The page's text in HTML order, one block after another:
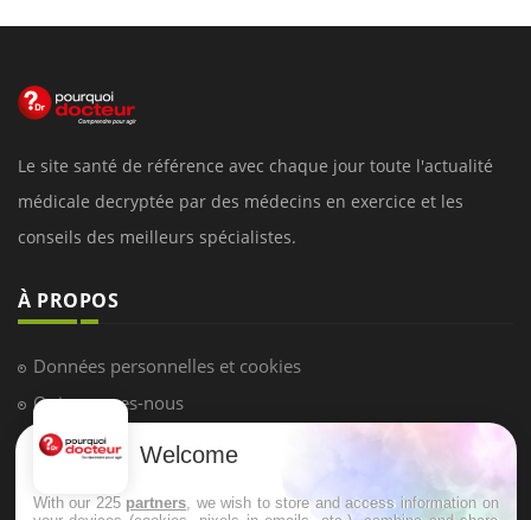
Le site santé de référence avec chaque jour toute l'actualité
médicale decryptée par des médecins en exercice et les
conseils des meilleurs spécialistes.
À PROPOS
Données personnelles et cookies
Qui sommes-nous
Conditions d'utilisation
Mentions Légales
Welcome
With our 225 partners , we wish to store and access information on